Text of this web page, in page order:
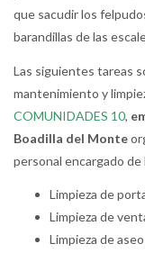
que sacudir los
barandillas de las
Las siguientes tareas
mantenimiento y
COMUNIDADES 10,
Boadilla del Monte
personal encargado
Limpieza de
Limpieza de
Limpieza de